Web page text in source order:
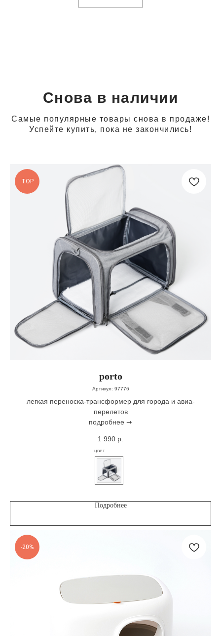
Снова в наличии
Самые популярные товары снова в продаже!
Успейте купить, пока не закончились!
TOP
porto
Артикул: 97776
легкая переноска-трансформер для города и авиа-
перелетов
подробнее ➞
1 990 р.
цвет
Подробнее
-20%